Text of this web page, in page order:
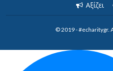
Αξίζει
© 2019 - #echaritygr.